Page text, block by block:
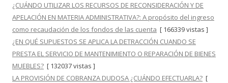
¿CUÁNDO UTILIZAR LOS RECURSOS DE RECONSIDERACIÓN Y DE
APELACIÓN EN MATERIA ADMINISTRATIVA?: A propósito del ingreso
como recaudación de los fondos de las cuenta [ 166339 vistas ]
¿EN QUÉ SUPUESTOS SE APLICA LA DETRACCIÓN CUANDO SE
PRESTA EL SERVICIO DE MANTENIMIENTO O REPARACIÓN DE BIENES
MUEBLES? [ 132037 vistas ]
LA PROVISIÓN DE COBRANZA DUDOSA ¿CUÁNDO EFECTUARLA? [